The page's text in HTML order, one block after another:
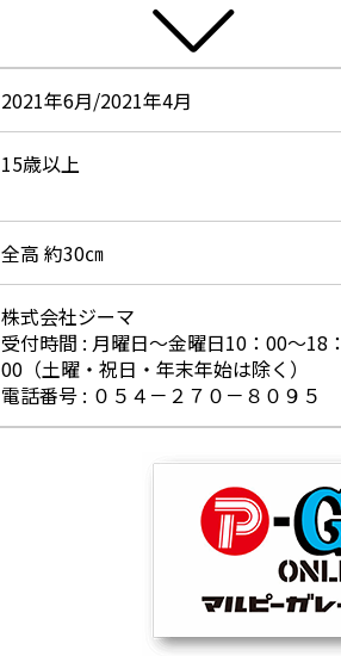
2021年6月/2021年4月
15歳以上
全高 約30㎝
株式会社ジーマ
受付時間 : 月曜日～金曜日10：00～18：
00（土曜・祝日・年末年始は除く）
電話番号 : ０５４－２７０－８０９５